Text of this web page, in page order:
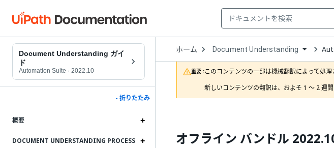
Document Understanding ガイ
ド
Automation Suite · 2022.10
- 折りたたみ
概要
DOCUMENT UNDERSTANDING PROCESS
ホーム Open
Dropdown
to
choose
product
Document Understanding
重要 :このコンテンツの一部は機械翻訳によって処
新しいコンテンツの翻訳は、およそ 1 ～ 2 週間
オフライン バンドル